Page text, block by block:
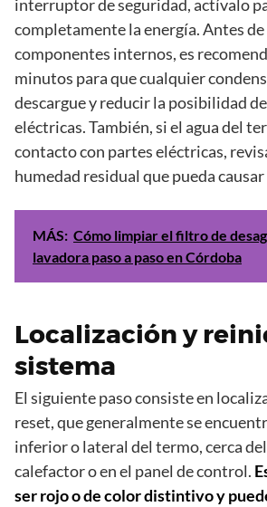
interruptor de seguridad, actívalo
completamente la energía. Antes
componentes internos, es
minutos para que cualquier
descargue y reducir la posibilidad
eléctricas. También, si el agua del
contacto con partes eléctricas,
humedad residual que pueda
MÁS: Cómo limpiar el filtro de
lavadora paso a paso en Córdoba
Localización y
sistema
El siguiente paso consiste en
reset, que generalmente se
inferior o lateral del termo, cerca
calefactor o en el panel de control.
ser rojo o de color distintivo y